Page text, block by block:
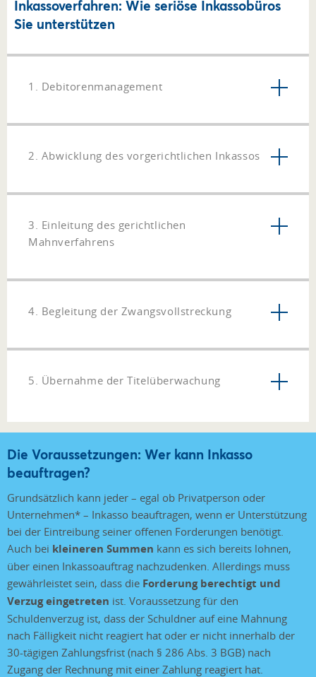
Inkassoverfahren: Wie seriöse Inkassobüros
Sie unterstützen
1. Debitorenmanagement
2. Abwicklung des vorgerichtlichen Inkassos
3. Einleitung des gerichtlichen
Mahnverfahrens
4. Begleitung der Zwangsvollstreckung
5. Übernahme der Titelüberwachung
Die Voraussetzungen: Wer kann Inkasso
beauftragen?
Grundsätzlich kann jeder – egal ob Privatperson oder
Unternehmen* – Inkasso beauftragen, wenn er Unterstützung
bei der Eintreibung seiner offenen Forderungen benötigt.
Auch bei kleineren Summen kann es sich bereits lohnen,
über einen Inkassoauftrag nachzudenken. Allerdings muss
gewährleistet sein, dass die Forderung berechtigt und
Verzug eingetreten ist. Voraussetzung für den
Schuldenverzug ist, dass der Schuldner auf eine Mahnung
nach Fälligkeit nicht reagiert hat oder er nicht innerhalb der
30-tägigen Zahlungsfrist (nach § 286 Abs. 3 BGB) nach
Zugang der Rechnung mit einer Zahlung reagiert hat.